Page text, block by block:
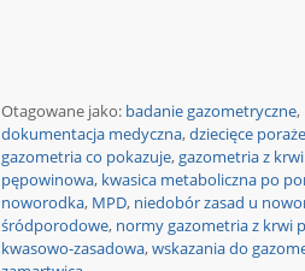
Otagowane jako: badanie gazometryczne,
dokumentacja medyczna,dziecięce
gazometria co pokazuje,gazometria z
pępowinowa, kwasica metaboliczna po
noworodka, MPD, niedobór zasad u
śródporodowe, normy gazometria z krwi
kwasowo-zasadowa,wskazania do